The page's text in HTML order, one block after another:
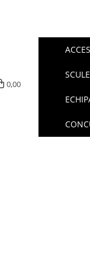
0,00